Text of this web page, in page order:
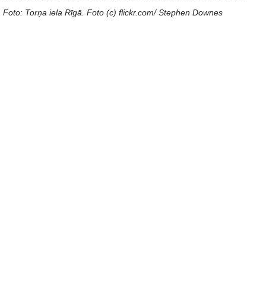
Foto: Torņa iela Rīgā. Foto (c) flickr.com/ Stephen Downes